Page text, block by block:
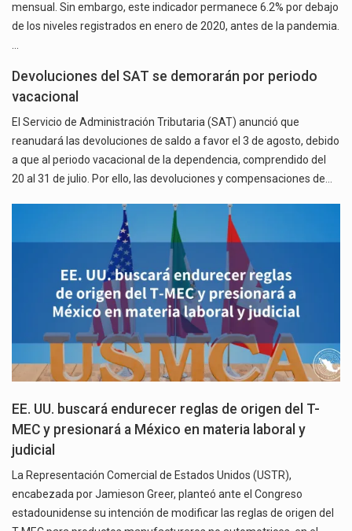
mensual. Sin embargo, este indicador permanece 6.2% por debajo
de los niveles registrados en enero de 2020, antes de la pandemia.
…
Devoluciones del SAT se demorarán por periodo
vacacional
El Servicio de Administración Tributaria (SAT) anunció que
reanudará las devoluciones de saldo a favor el 3 de agosto, debido
a que al periodo vacacional de la dependencia, comprendido del
20 al 31 de julio. Por ello, las devoluciones y compensaciones de…
EE. UU. buscará endurecer reglas de origen del T-
MEC y presionará a México en materia laboral y
judicial
La Representación Comercial de Estados Unidos (USTR),
encabezada por Jamieson Greer, planteó ante el Congreso
estadounidense su intención de modificar las reglas de origen del